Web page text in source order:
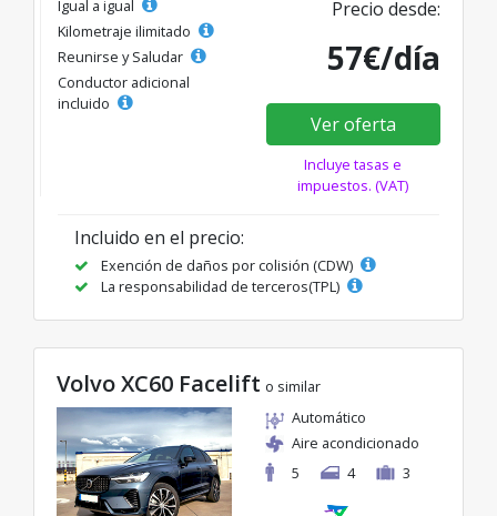
Igual a igual
Kilometraje ilimitado
Reunirse y Saludar
Conductor adicional
incluido
Precio desde:
57€/día
Ver oferta
Incluye tasas e
impuestos. (VAT)
Incluido en el precio:
Exención de daños por colisión (CDW)
La responsabilidad de terceros(TPL)
Volvo XC60 Facelift o similar
Automático
Aire acondicionado
5
4 3